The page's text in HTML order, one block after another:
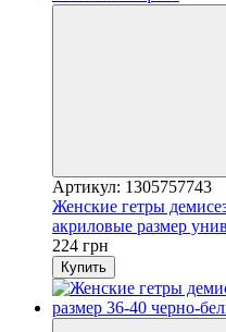
Артикул: 1305757743
Женские гетры
акриловые размер
224 грн
Купить